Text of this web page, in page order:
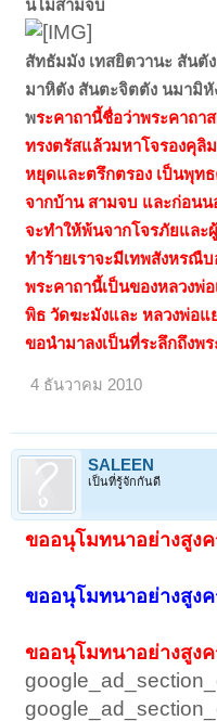
นโมสามจบ
สัทธัมมัง เทสยิตวานะ สันตั
มาหิตัง สันตะจิตตัง นมามิหั
พระคาถานี้ชื่อว่าพระคาถา
ทรงตรัสแล้วมหาโจรองคุลิ
หยุดและตรึกตรอง เป็นพุท
จากบ้าน สามจบ และก่อน
จะทำให้พ้นจากโจรภัยแล
ทำร้ายเราจะมีเทพสังหรณื
พระคาถานี้เป็นของหลวงพ่
พิธ วัดฆะมังและ หลวงพ่อแ
ขอนำมาลงเป็นที่ระลึกถึงพ
4 ธันวาคม 2010
SALEEN
เป็นที่รู้จักกันดี
ขออนุโมทนาอย่างสูง
ขออนุโมทนาอย่างสูง
ขออนุโมทนาอย่างสูง